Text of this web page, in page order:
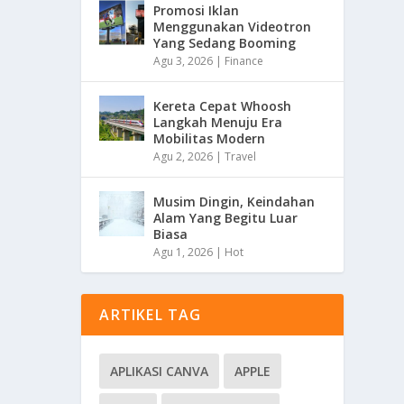
Promosi Iklan
Menggunakan Videotron
Yang Sedang Booming
Agu 3, 2026 | Finance
Kereta Cepat Whoosh
Langkah Menuju Era
Mobilitas Modern
Agu 2, 2026 |Travel
Musim Dingin, Keindahan
Alam Yang Begitu Luar
Biasa
Agu 1, 2026 | Hot
ARTIKEL TAG
APLIKASI CANVA APPLE